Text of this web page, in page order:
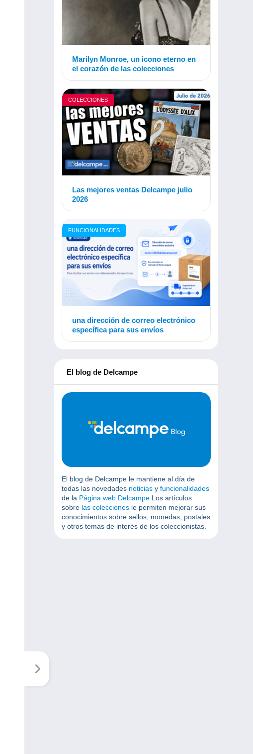
Marilyn Monroe, un icono eterno en
el corazón de las colecciones
COLECCIONES
Las mejores ventas Delcampe julio
2026
FUNCIONALIDADES
una dirección de correo electrónico
específica para sus envíos
El blog de Delcampe
El blog de Delcampe le mantiene al día de
todas las novedades noticias y funcionalidades
de la Página web Delcampe Los artículos
sobre las colecciones le permiten mejorar sus
conocimientos sobre sellos, monedas, postales
y otros temas de interés de los coleccionistas.